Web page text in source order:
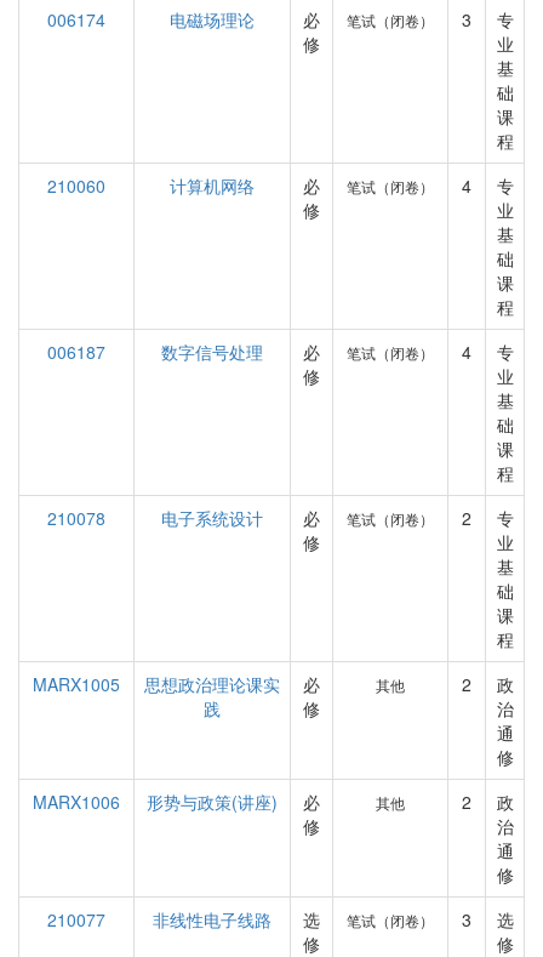
006174 电磁场理论
必
修
笔试（闭卷） 3
专
业
基
础
课
程
210060
计算机网络
必
修
笔试（闭卷） 4
专
业
基
础
课
程
006187
数字信号处理
必
修
笔试（闭卷） 4
专
业
基
础
课
程
210078
电子系统设计
必
修
笔试（闭卷） 2
专
业
基
础
课
程
MARX1005
思想政治理论课实
践
必
修
其他 2
政
治
通
修
MARX1006
形势与政策(讲座)
必
修
其他 2
政
治
通
修
210077
非线性电子线路
选
修
笔试（闭卷） 3
选
修